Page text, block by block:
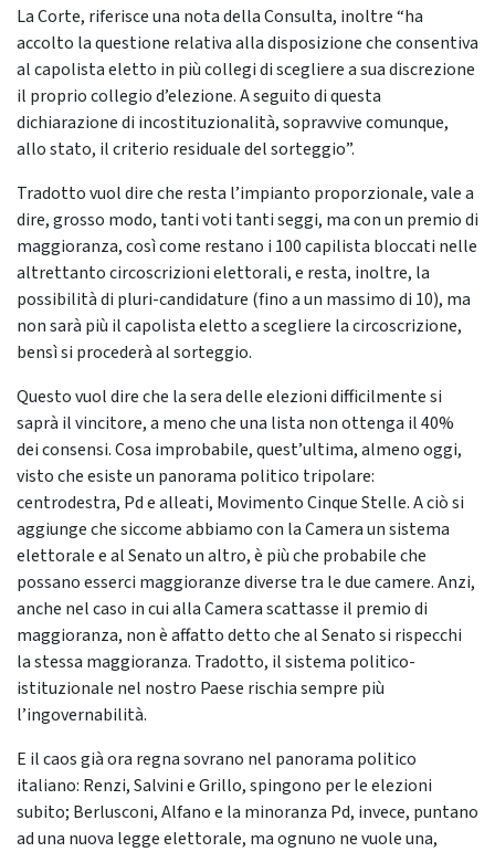
La Corte, riferisce una nota della Consulta, inoltre “ha
accolto la questione relativa alla disposizione che consentiva
al capolista eletto in più collegi di scegliere a sua discrezione
il proprio collegio d’elezione. A seguito di questa
dichiarazione di incostituzionalità, sopravvive comunque,
allo stato, il criterio residuale del sorteggio”.
Tradotto vuol dire che resta l’impianto proporzionale, vale a
dire, grosso modo, tanti voti tanti seggi, ma con un premio di
maggioranza, così come restano i 100 capilista bloccati nelle
altrettanto circoscrizioni elettorali, e resta, inoltre, la
possibilità di pluri-candidature (fino a un massimo di 10), ma
non sarà più il capolista eletto a scegliere la circoscrizione,
bensì si procederà al sorteggio.
Questo vuol dire che la sera delle elezioni difficilmente si
saprà il vincitore, a meno che una lista non ottenga il 40%
dei consensi. Cosa improbabile, quest’ultima, almeno oggi,
visto che esiste un panorama politico tripolare:
centrodestra, Pd e alleati, Movimento Cinque Stelle. A ciò si
aggiunge che siccome abbiamo con la Camera un sistema
elettorale e al Senato un altro, è più che probabile che
possano esserci maggioranze diverse tra le due camere. Anzi,
anche nel caso in cui alla Camera scattasse il premio di
maggioranza, non è affatto detto che al Senato si rispecchi
la stessa maggioranza. Tradotto, il sistema politico-
istituzionale nel nostro Paese rischia sempre più
l’ingovernabilità.
E il caos già ora regna sovrano nel panorama politico
italiano: Renzi, Salvini e Grillo, spingono per le elezioni
subito; Berlusconi, Alfano e la minoranza Pd, invece, puntano
ad una nuova legge elettorale, ma ognuno ne vuole una,